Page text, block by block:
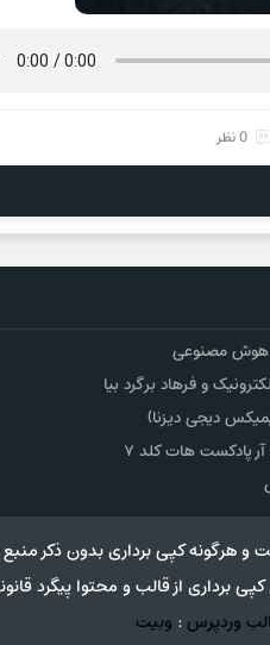
0 نظر
هوش مصنوعی
و فرهاد برگرد بیا
دیجی دیزنا)
پادکست هات کلد ۷
هرگونه کپی برداری بدون ذکر
وردپرس: وبیت